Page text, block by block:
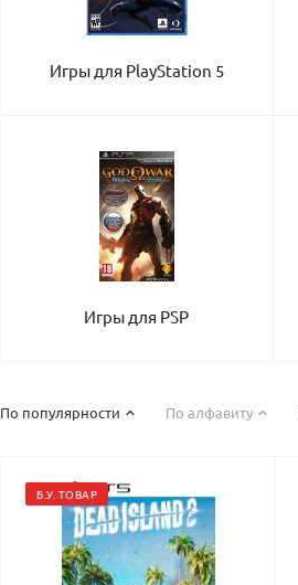
Игры для PlayStation 5
Игры для PSP
По популярности По алфавиту
Б.У. ТОВАР